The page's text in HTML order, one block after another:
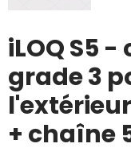
iLOQ S5
grade 3
+ chaîne